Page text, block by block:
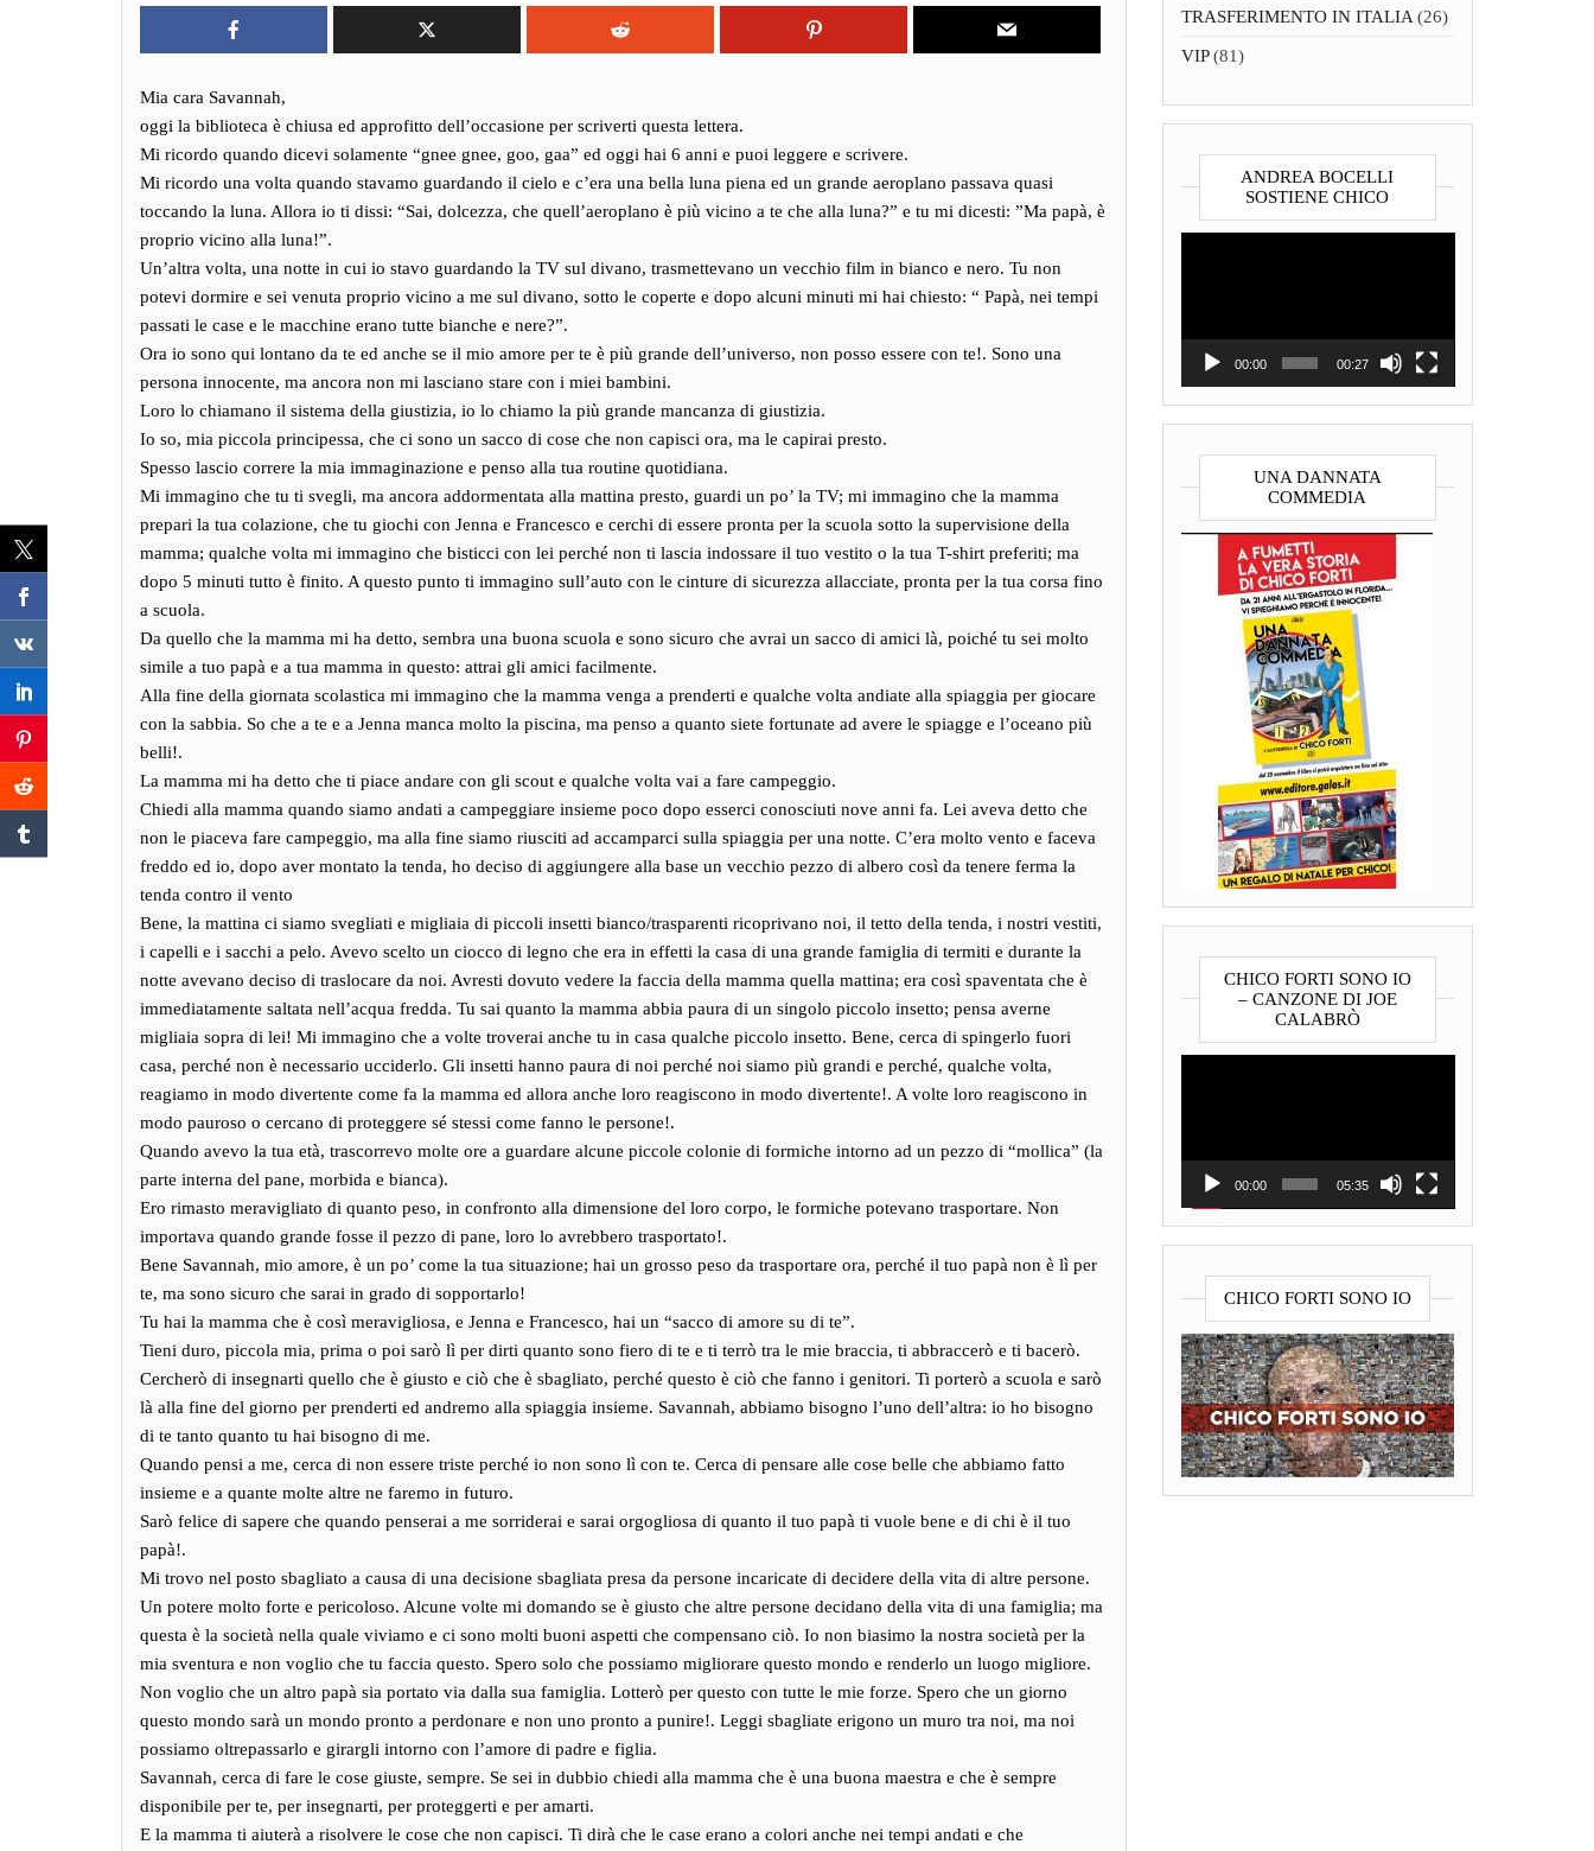
Mia cara Savannah,
oggi la biblioteca è chiusa ed approfitto dell’occasione per scriverti questa lettera.
Mi ricordo quando dicevi solamente “gnee gnee, goo, gaa” ed oggi hai 6 anni e puoi leggere e scrivere.
Mi ricordo una volta quando stavamo guardando il cielo e c’era una bella luna piena ed un grande aeroplano passava quasi
toccando la luna. Allora io ti dissi: “Sai, dolcezza, che quell’aeroplano è più vicino a te che alla luna?” e tu mi dicesti: ”Ma papà, è
proprio vicino alla luna!”.
Un’altra volta, una notte in cui io stavo guardando la TV sul divano, trasmettevano un vecchio film in bianco e nero. Tu non
potevi dormire e sei venuta proprio vicino a me sul divano, sotto le coperte e dopo alcuni minuti mi hai chiesto: “ Papà, nei tempi
passati le case e le macchine erano tutte bianche e nere?”.
Ora io sono qui lontano da te ed anche se il mio amore per te è più grande dell’universo, non posso essere con te!. Sono una
persona innocente, ma ancora non mi lasciano stare con i miei bambini.
Loro lo chiamano il sistema della giustizia, io lo chiamo la più grande mancanza di giustizia.
Io so, mia piccola principessa, che ci sono un sacco di cose che non capisci ora, ma le capirai presto.
Spesso lascio correre la mia immaginazione e penso alla tua routine quotidiana.
Mi immagino che tu ti svegli, ma ancora addormentata alla mattina presto, guardi un po’ la TV; mi immagino che la mamma
prepari la tua colazione, che tu giochi con Jenna e Francesco e cerchi di essere pronta per la scuola sotto la supervisione della
mamma; qualche volta mi immagino che bisticci con lei perché non ti lascia indossare il tuo vestito o la tua T-shirt preferiti; ma
dopo 5 minuti tutto è finito. A questo punto ti immagino sull’auto con le cinture di sicurezza allacciate, pronta per la tua corsa fino
a scuola.
Da quello che la mamma mi ha detto, sembra una buona scuola e sono sicuro che avrai un sacco di amici là, poiché tu sei molto
simile a tuo papà e a tua mamma in questo: attrai gli amici facilmente.
Alla fine della giornata scolastica mi immagino che la mamma venga a prenderti e qualche volta andiate alla spiaggia per giocare
con la sabbia. So che a te e a Jenna manca molto la piscina, ma penso a quanto siete fortunate ad avere le spiagge e l’oceano più
belli!.
La mamma mi ha detto che ti piace andare con gli scout e qualche volta vai a fare campeggio.
Chiedi alla mamma quando siamo andati a campeggiare insieme poco dopo esserci conosciuti nove anni fa. Lei aveva detto che
non le piaceva fare campeggio, ma alla fine siamo riusciti ad accamparci sulla spiaggia per una notte. C’era molto vento e faceva
freddo ed io, dopo aver montato la tenda, ho deciso di aggiungere alla base un vecchio pezzo di albero così da tenere ferma la
tenda contro il vento
Bene, la mattina ci siamo svegliati e migliaia di piccoli insetti bianco/trasparenti ricoprivano noi, il tetto della tenda, i nostri vestiti,
i capelli e i sacchi a pelo. Avevo scelto un ciocco di legno che era in effetti la casa di una grande famiglia di termiti e durante la
notte avevano deciso di traslocare da noi. Avresti dovuto vedere la faccia della mamma quella mattina; era così spaventata che è
immediatamente saltata nell’acqua fredda. Tu sai quanto la mamma abbia paura di un singolo piccolo insetto; pensa averne
migliaia sopra di lei! Mi immagino che a volte troverai anche tu in casa qualche piccolo insetto. Bene, cerca di spingerlo fuori
casa, perché non è necessario ucciderlo. Gli insetti hanno paura di noi perché noi siamo più grandi e perché, qualche volta,
reagiamo in modo divertente come fa la mamma ed allora anche loro reagiscono in modo divertente!. A volte loro reagiscono in
modo pauroso o cercano di proteggere sé stessi come fanno le persone!.
Quando avevo la tua età, trascorrevo molte ore a guardare alcune piccole colonie di formiche intorno ad un pezzo di “mollica” (la
parte interna del pane, morbida e bianca).
Ero rimasto meravigliato di quanto peso, in confronto alla dimensione del loro corpo, le formiche potevano trasportare. Non
importava quando grande fosse il pezzo di pane, loro lo avrebbero trasportato!.
Bene Savannah, mio amore, è un po’ come la tua situazione; hai un grosso peso da trasportare ora, perché il tuo papà non è lì per
te, ma sono sicuro che sarai in grado di sopportarlo!
Tu hai la mamma che è così meravigliosa, e Jenna e Francesco, hai un “sacco di amore su di te”.
Tieni duro, piccola mia, prima o poi sarò lì per dirti quanto sono fiero di te e ti terrò tra le mie braccia, ti abbraccerò e ti bacerò.
Cercherò di insegnarti quello che è giusto e ciò che è sbagliato, perché questo è ciò che fanno i genitori. Ti porterò a scuola e sarò
là alla fine del giorno per prenderti ed andremo alla spiaggia insieme. Savannah, abbiamo bisogno l’uno dell’altra: io ho bisogno
di te tanto quanto tu hai bisogno di me.
Quando pensi a me, cerca di non essere triste perché io non sono lì con te. Cerca di pensare alle cose belle che abbiamo fatto
insieme e a quante molte altre ne faremo in futuro.
Sarò felice di sapere che quando penserai a me sorriderai e sarai orgogliosa di quanto il tuo papà ti vuole bene e di chi è il tuo
papà!.
Mi trovo nel posto sbagliato a causa di una decisione sbagliata presa da persone incaricate di decidere della vita di altre persone.
Un potere molto forte e pericoloso. Alcune volte mi domando se è giusto che altre persone decidano della vita di una famiglia; ma
questa è la società nella quale viviamo e ci sono molti buoni aspetti che compensano ciò. Io non biasimo la nostra società per la
mia sventura e non voglio che tu faccia questo. Spero solo che possiamo migliorare questo mondo e renderlo un luogo migliore.
Non voglio che un altro papà sia portato via dalla sua famiglia. Lotterò per questo con tutte le mie forze. Spero che un giorno
questo mondo sarà un mondo pronto a perdonare e non uno pronto a punire!. Leggi sbagliate erigono un muro tra noi, ma noi
possiamo oltrepassarlo e girargli intorno con l’amore di padre e figlia.
Savannah, cerca di fare le cose giuste, sempre. Se sei in dubbio chiedi alla mamma che è una buona maestra e che è sempre
disponibile per te, per insegnarti, per proteggerti e per amarti.
E la mamma ti aiuterà a risolvere le cose che non capisci. Ti dirà che le case erano a colori anche nei tempi andati e che
TRASFERIMENTO IN ITALIA(26)
VIP(81)
ANDREA BOCELLI
SOSTIENE CHICO
00:00 00:27
UNA DANNATA
COMMEDIA
CHICO FORTI SONO IO
– CANZONE DI JOE
CALABRÒ
00:00 05:35
CHICO FORTI SONO IO